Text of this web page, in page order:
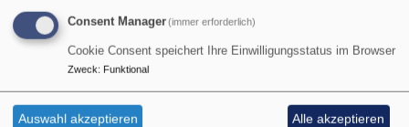
Website Communität Casteller Ring Schwanberg
WebsiteEvang.-Luth. Kirchengemeinde Iphofen
WebsiteEvang.-Luth. Kirchengemeinde Rödelsee und
Fröhstockheim
Consent Manager(immer erforderlich)
Cookie Consent speichert Ihre Einwilligungsstatus im Browser
Zweck: Funktional
Auswahl akzeptieren Alle akzeptieren